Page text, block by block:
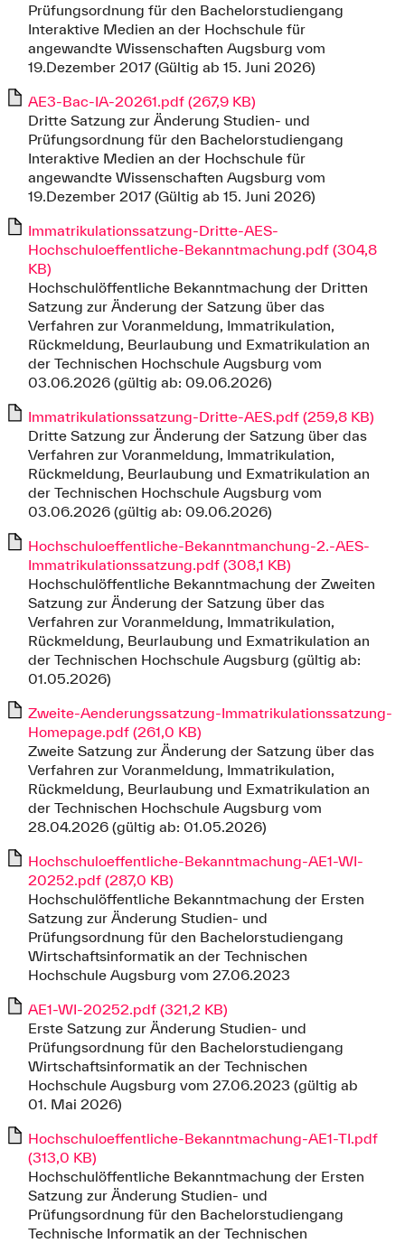
Prüfungsordnung für den Bachelorstudiengang
Interaktive Medien an der Hochschule für
angewandte Wissenschaften Augsburg vom
19.Dezember 2017 (Gültig ab 15. Juni 2026)
AE3-Bac-IA-20261.pdf (267,9 KB)
Dritte Satzung zur Änderung Studien- und
Prüfungsordnung für den Bachelorstudiengang
Interaktive Medien an der Hochschule für
angewandte Wissenschaften Augsburg vom
19.Dezember 2017 (Gültig ab 15. Juni 2026)
Immatrikulationssatzung-Dritte-AES-
Hochschuloeffentliche-Bekanntmachung.pdf (304,8
KB)
Hochschulöffentliche Bekanntmachung der Dritten
Satzung zur Änderung der Satzung über das
Verfahren zur Voranmeldung, Immatrikulation,
Rückmeldung, Beurlaubung und Exmatrikulation an
der Technischen Hochschule Augsburg vom
03.06.2026 (gültig ab: 09.06.2026)
Immatrikulationssatzung-Dritte-AES.pdf (259,8 KB)
Dritte Satzung zur Änderung der Satzung über das
Verfahren zur Voranmeldung, Immatrikulation,
Rückmeldung, Beurlaubung und Exmatrikulation an
der Technischen Hochschule Augsburg vom
03.06.2026 (gültig ab: 09.06.2026)
Hochschuloeffentliche-Bekanntmanchung-2.-AES-
Immatrikulationssatzung.pdf (308,1 KB)
Hochschulöffentliche Bekanntmachung der Zweiten
Satzung zur Änderung der Satzung über das
Verfahren zur Voranmeldung, Immatrikulation,
Rückmeldung, Beurlaubung und Exmatrikulation an
der Technischen Hochschule Augsburg (gültig ab:
01.05.2026)
Zweite-Aenderungssatzung-Immatrikulationssatzung-
Homepage.pdf (261,0 KB)
Zweite Satzung zur Änderung der Satzung über das
Verfahren zur Voranmeldung, Immatrikulation,
Rückmeldung, Beurlaubung und Exmatrikulation an
der Technischen Hochschule Augsburg vom
28.04.2026 (gültig ab: 01.05.2026)
Hochschuloeffentliche-Bekanntmachung-AE1-WI-
20252.pdf (287,0 KB)
Hochschulöffentliche Bekanntmachung der Ersten
Satzung zur Änderung Studien- und
Prüfungsordnung für den Bachelorstudiengang
Wirtschaftsinformatik an der Technischen
Hochschule Augsburg vom 27.06.2023
AE1-WI-20252.pdf (321,2 KB)
Erste Satzung zur Änderung Studien- und
Prüfungsordnung für den Bachelorstudiengang
Wirtschaftsinformatik an der Technischen
Hochschule Augsburg vom 27.06.2023 (gültig ab
01. Mai 2026)
Hochschuloeffentliche-Bekanntmachung-AE1-TI.pdf
(313,0 KB)
Hochschulöffentliche Bekanntmachung der Ersten
Satzung zur Änderung Studien- und
Prüfungsordnung für den Bachelorstudiengang
Technische Informatik an der Technischen